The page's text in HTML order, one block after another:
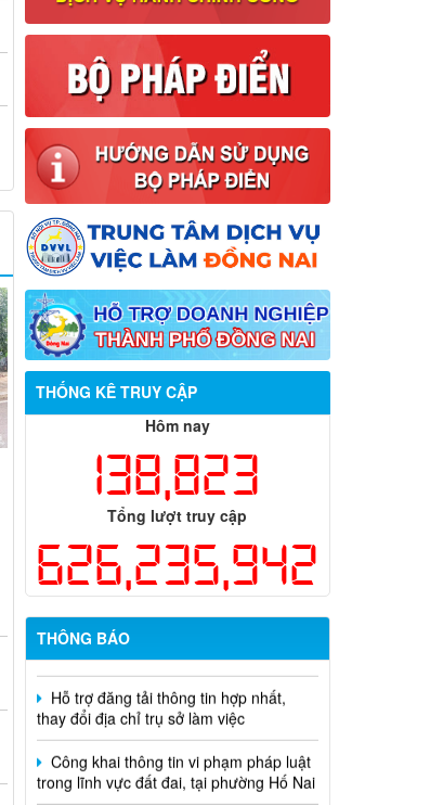
THỐNG KÊ TRUY CẬP
Hôm nay
138,823
Tổng lượt truy cập
626,235,942
THÔNG BÁO
Thông báo về việc tuyển dụng viên
chức năm 2026
Thông báo tuyển chọn tổ chức và cá
nhân chủ trì thực hiện nhiệm vụ khoa
học và công nghệ cấp thành phố sử
dụng ngân sách nhà nước đặt hàng thực
hiện năm 2026 (đợt 1) lần 3
Kế hoạch Thông tin, tuyên truyền triển
khai Kế hoạch Khám sức khỏe định kỳ
hoặc khám sàng lọc miễn phí ít nhất mỗi
năm một lần cho người dân trên địa bàn
thành phố Đồng Nai
Hỗ trợ đăng tải thông tin hợp nhất,
thay đổi địa chỉ trụ sở làm việc
Công khai thông tin vi phạm pháp luật
trong lĩnh vực đất đai, tại phường Hố Nai